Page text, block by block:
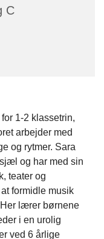
C
1-2 klassetrin,
arbejder med
og rytmer. Sara
og har med sin
teater og
formidle musik
lærer børnene
i en urolig
ved 6 årlige